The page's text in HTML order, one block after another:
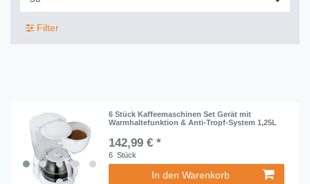
Filter
6 Stück Kaffeemaschinen Set Gerät mit
Warmhaltefunktion & Anti-Tropf-System 1,25L
142,99 € *
6 Stück
In den Warenkorb